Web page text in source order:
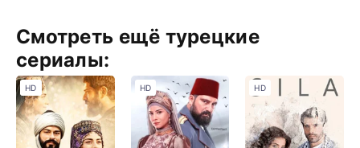
Смотреть ещё турецкие
сериалы:
HD HD HD